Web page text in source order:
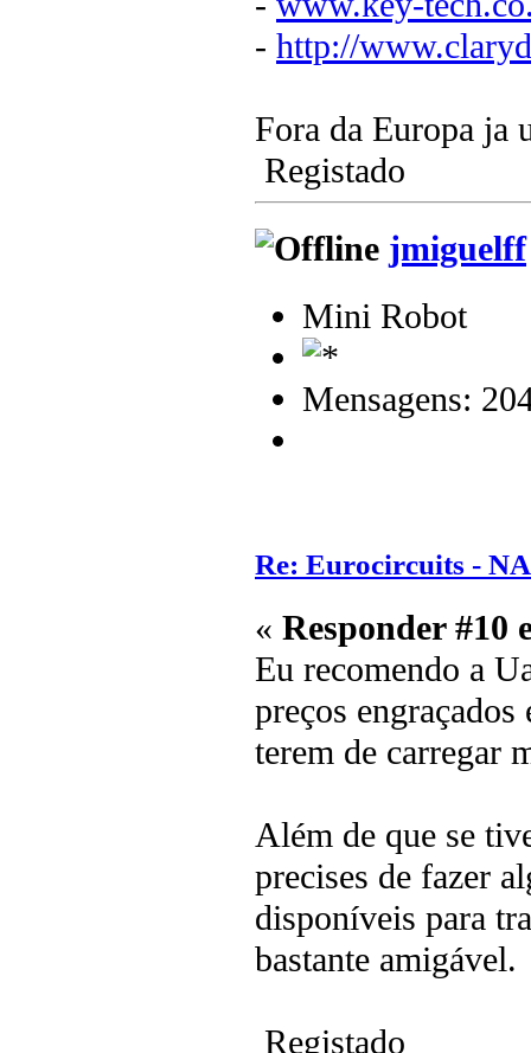
- http://
Fora da Europa ja
Registado
jmiguelff
Mini Robot
Mensagens:
Re: Eurocircuits -
« Responder #10
Eu recomendo a
preços engraçados
terem de carregar
Além de que se
precises de fazer
disponíveis para
bastante amigável.
Registado